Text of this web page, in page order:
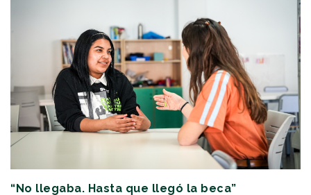
“No llegaba. Hasta que llegó la beca”